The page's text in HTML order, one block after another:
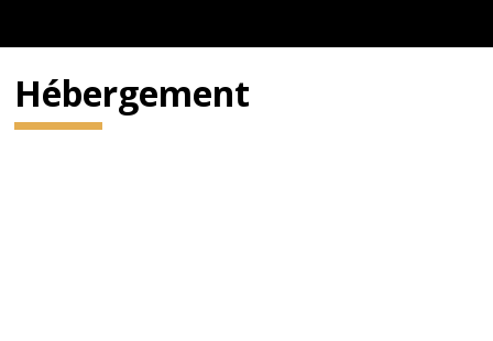
Hébergement